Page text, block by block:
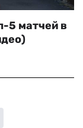
5 матчей в